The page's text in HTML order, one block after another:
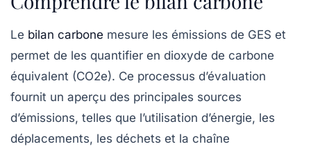
Le bilan carbone mesure les émissions de GES et
permet de les quantifier en dioxyde de carbone
équivalent (CO2e). Ce processus d’évaluation
fournit un aperçu des principales sources
d’émissions, telles que l’utilisation d’énergie, les
déplacements, les déchets et la chaîne